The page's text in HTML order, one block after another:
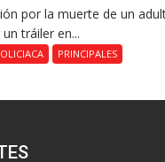
por la muerte de un
tráiler en...
PRINCIPALES